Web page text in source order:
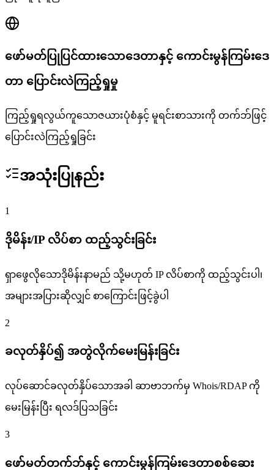
ဖော်မတ်ပြုပြင်ထားသောဒေတာနှင့် ကောင်းမွန်ကြမ်းဒေ
တာ ပြောင်းလဲကြည့်ရှုမှု
ကြည့်ရှုရလွယ်ကူသောဇယားပုံစံနှင့် မူရင်းစာသားကို တက်ဘ်ဖြင့်
ပြောင်းလဲကြည့်ရှုခြင်း
အသုံးပြုနည်း
1
ဒိုမိန်း/IP လိပ်စာ ထည့်သွင်းခြင်း
ရှာဖွေလိုသောဒိုမိန်းနာမည် သို့မဟုတ် IP လိပ်စာကို ထည့်သွင်းပါ၊
အများအပြားဆိုလျှင် စာကြောင်းဖြင့်ခွဲပါ
2
ခလုတ်နှိပ်၍ အတွဲလိုက်မေးမြန်းခြင်း
လုပ်ဆောင်ခလုတ်နှိပ်သောအခါ ဆာဗာဘက်မှ Whois/RDAP ကို
မေးမြန်းပြီး ရလဒ်ပြသခြင်း
3
ဖော်မတ်တက်ဘ်နှင့် ကောင်းမွန်ကြမ်းဒေတာစစ်ဆေး